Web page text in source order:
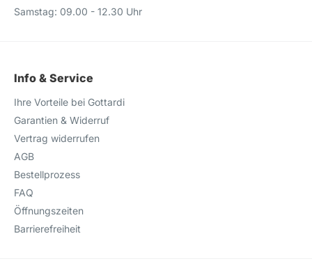
Samstag: 09.00 - 12.30 Uhr
Info & Service
Ihre Vorteile bei Gottardi
Garantien & Widerruf
Vertrag widerrufen
AGB
Bestellprozess
FAQ
Öffnungszeiten
Barrierefreiheit